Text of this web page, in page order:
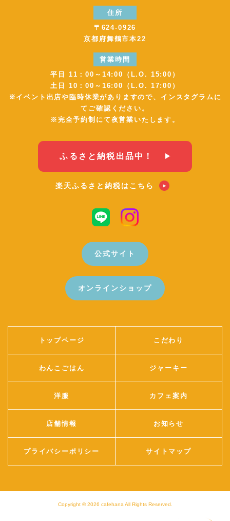
住所
〒624-0926
京都府舞鶴市本22
営業時間
平日 11：00～14:00（L.O. 15:00）
土日 10：00～16:00（L.O. 17:00）
※イベント出店や臨時休業がありますので、インスタグラムに
てご確認ください。
※完全予約制にて夜営業いたします。
ふるさと納税出品中！
楽天ふるさと納税はこちら
公式サイト
オンラインショップ
トップページ こだわり
わんこごはん ジャーキー
洋服 カフェ案内
店舗情報 お知らせ
プライバシーポリシー サイトマップ
Copyright © 2026 cafehana All Rights Reserved.